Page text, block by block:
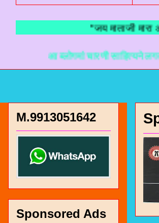
"जय माताजी मारा आ
आ ब्लोगमां चारणी साहित्यने लगती
M.9913051642
Sponsored Ads